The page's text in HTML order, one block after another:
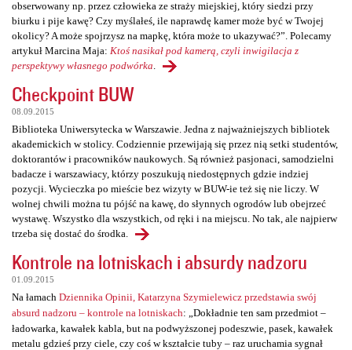
obserwowany np. przez człowieka ze straży miejskiej, który siedzi przy
biurku i pije kawę? Czy myślałeś, ile naprawdę kamer może być w Twojej
okolicy? A może spojrzysz na mapkę, która może to ukazywać?”. Polecamy
artykuł Marcina Maja: Ktoś nasikał pod kamerą, czyli inwigilacja z
perspektywy własnego podwórka
Checkpoint BUW
08.09.2015
Biblioteka Uniwersytecka w Warszawie. Jedna z najważniejszych bibliotek
akademickich w stolicy. Codziennie przewijają się przez nią setki studentów,
doktorantów i pracowników naukowych. Są również pasjonaci, samodzielni
badacze i warszawiacy, którzy poszukują niedostępnych gdzie indziej
pozycji. Wycieczka po mieście bez wizyty w BUW-ie też się nie liczy. W
wolnej chwili można tu pójść na kawę, do słynnych ogrodów lub obejrzeć
wystawę. Wszystko dla wszystkich, od ręki i na miejscu. No tak, ale najpierw
trzeba się dostać do środka.
Kontrole na lotniskach i absurdy nadzoru
01.09.2015
Na łamach Dziennika Opinii, Katarzyna Szymielewicz przedstawia swój
absurd nadzoru – kontrole na lotniskach: „Dokładnie ten sam przedmiot –
ładowarka, kawałek kabla, but na podwyższonej podeszwie, pasek, kawałek
metalu gdzieś przy ciele, czy coś w kształcie tuby – raz uruchamia sygnał